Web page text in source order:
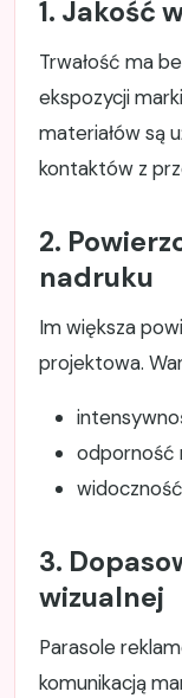
1. Jakość
Trwałość ma
ekspozycji
materiałów są
kontaktów z
2.
nadruku
Im większa
projektowa.
odporność
3.
wizualnej
Parasole
komunikacją